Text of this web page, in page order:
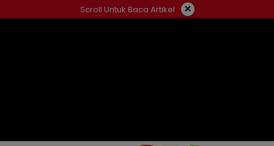
ke
Scroll Untuk Baca Artikel ×